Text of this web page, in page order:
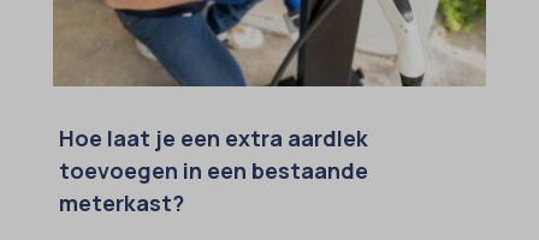
Hoe laat je een extra aardlek
toevoegen in een bestaande
meterkast?